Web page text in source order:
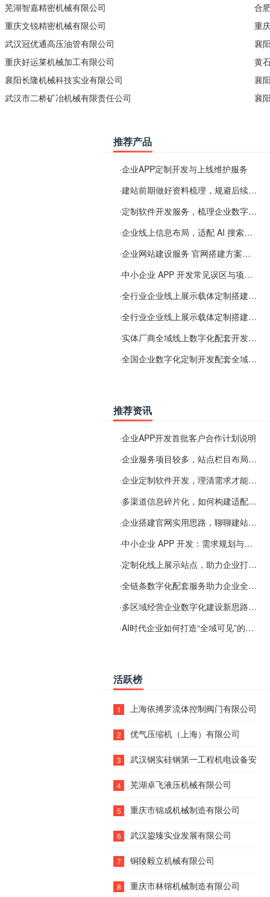
芜湖智嘉精密机械有限公司
重庆文锐精密机械有限公司
武汉冠优通高压油管有限公司
重庆好运莱机械加工有限公司
襄阳长隆机械科技实业有限公司
武汉市二桥矿冶机械有限责任公司
合
重
襄
黄
襄
襄
推荐产品
·企业APP定制开发与上线维护服务
·建站前期做好资料梳理，规避后续各类使用难题
·定制软件开发服务，梳理企业数字化落地常见难点
·企业线上信息布局，适配 AI 搜索需要留意这些要点
·企业网站建设服务 官网搭建方案经验分享
·中小企业 APP 开发常见误区与项目规划实用经验
·全行业企业线上展示载体定制搭建服务
·全行业企业线上展示载体定制搭建服务
·实体厂商全域线上数字化配套开发与地域检索优化服务
·全国企业数字化定制开发配套全域搜索优化服务
推荐资讯
·企业APP开发首批客户合作计划说明
·企业服务项目较多，站点栏目布局规划参考思路
·企业定制软件开发，理清需求才能提升数字化落地效率
·多渠道信息碎片化，如何构建适配 AI 检索的品牌信息源
·企业搭建官网实用思路，聊聊建站容易忽视的问题
·中小企业 APP 开发：需求规划与项目落地避坑经验分享
·定制化线上展示站点，助力企业打通线上经营渠道
·全链条数字化配套服务助力企业全域线上经营
·多区域经营企业数字化建设新思路：多端载体与地域检索一体化落地思路分享
·AI时代企业如何打造“全域可见”的数字资产？梓彤超越给出新解法
活跃榜
1 上海依搏罗流体控制阀门有限公司
2 优气压缩机（上海）有限公司
3 武汉钢实硅钢第一工程机电设备安装
4 芜湖卓飞液压机械有限公司
5 重庆市锦成机械制造有限公司
6 武汉鋆臻实业发展有限公司
7 铜陵毅立机械有限公司
8 重庆市林镕机械制造有限公司